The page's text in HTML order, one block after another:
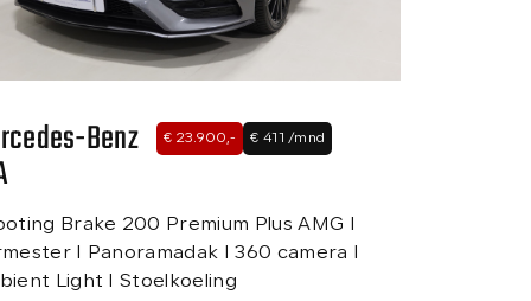
Benz € 23.900,- € 411 /mnd
Brake 200 Premium Plus AMG I
I Panoramadak I 360 camera I
Light I Stoelkoeling